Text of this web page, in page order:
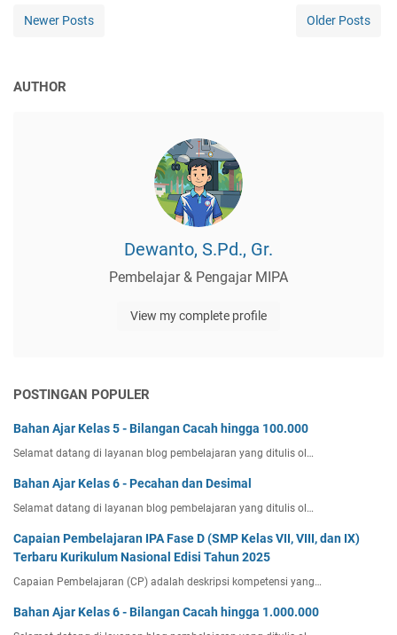
Newer Posts Older Posts
AUTHOR
Dewanto, S.Pd., Gr.
Pembelajar & Pengajar MIPA
View my complete profile
POSTINGAN POPULER
Bahan Ajar Kelas 5 - Bilangan Cacah hingga 100.000
Selamat datang di layanan blog pembelajaran yang ditulis ol…
Bahan Ajar Kelas 6 - Pecahan dan Desimal
Selamat datang di layanan blog pembelajaran yang ditulis ol…
Capaian Pembelajaran IPA Fase D (SMP Kelas VII, VIII, dan IX)
Terbaru Kurikulum Nasional Edisi Tahun 2025
Capaian Pembelajaran (CP) adalah deskripsi kompetensi yang…
Bahan Ajar Kelas 6 - Bilangan Cacah hingga 1.000.000